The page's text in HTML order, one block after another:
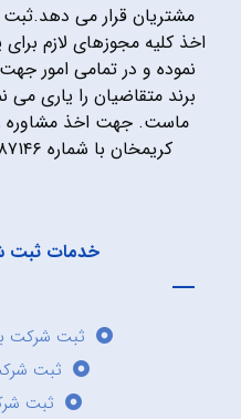
مشتریان قرار می
اخذ کلیه مجوزهای لازم
نموده و در تمامی امور
برند متقاضیان را یاری
ماست. جهت اخذ مشاوره
کریمخان با شماره ۰۲۱۸۷۱۴۶ تماس حاصل فرمایید.
خدمات ثبت
ثبت شرکت
ثبت
ثبت